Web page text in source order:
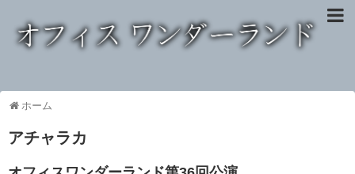
ホーム
アチャラカ